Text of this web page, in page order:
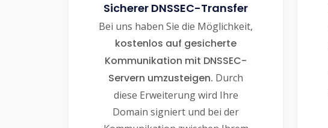
Sicherer DNSSEC-Transfer
Bei uns haben Sie die Möglichkeit,
kostenlos auf gesicherte
Kommunikation mit DNSSEC-
Servern umzusteigen. Durch
diese Erweiterung wird Ihre
Domain signiert und bei der